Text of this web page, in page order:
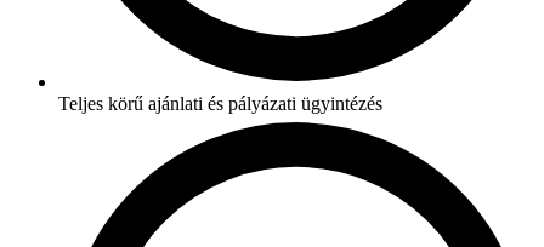
Teljes körű ajánlati és pályázati ügyintézés